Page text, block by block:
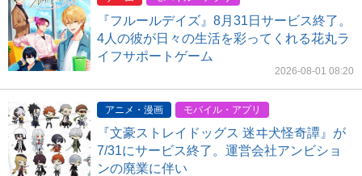
『フルールデイズ』8月31日サービス終了。
4人の彼が日々の生活を彩ってくれる花丸ラ
イフサポートゲーム
2026-08-01 08:20
アニメ・漫画 モバイル・アプリ
『文豪ストレイドッグス 迷ヰ犬怪奇譚』が
7/31にサービス終了。運営会社アンビショ
ンの廃業に伴い